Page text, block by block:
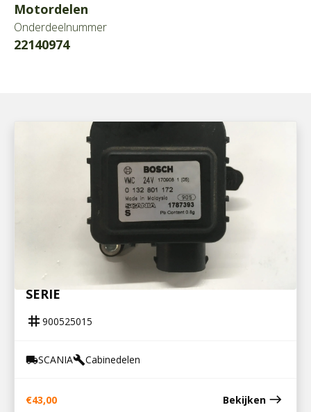
Motordelen
Onderdeelnummer
22140974
900525015
STELMOTOR CABINEVERWARMING R-
SERIE
tag 900525015
local_shippingSCANIAbuildCabinedelen
€43,00 Bekijken east